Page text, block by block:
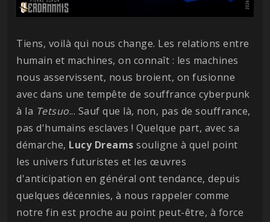
Tiens, voilà qui nous change. Les relations entre
humain et machines, on connaît : les machines
nous asservissent, nous broient, on fusionne
avec dans une tempête de souffrance cyberpunk
à la Tetsuo... Sauf que là, non, pas de souffrance,
pas d'humains esclaves ! Quelque part, avec sa
démarche, Lucy Dreams souligne à quel point
les univers futuristes et les œuvres
d'anticipation en général ont tendance, depuis
quelques décennies, à nous rappeler comme
notre fin est proche au point peut-être, à force